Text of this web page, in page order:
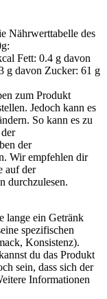
Nährwerttabelle des
:
Fett: 0.4 g davon
g davon Zucker: 61 g
zum Produkt
Jedoch kann es
So kann es zu
der
Wir empfehlen dir
auf der
durchzulesen.
lange ein Getränk
spezifischen
Konsistenz).
du das Produkt
sein, dass sich der
Informationen